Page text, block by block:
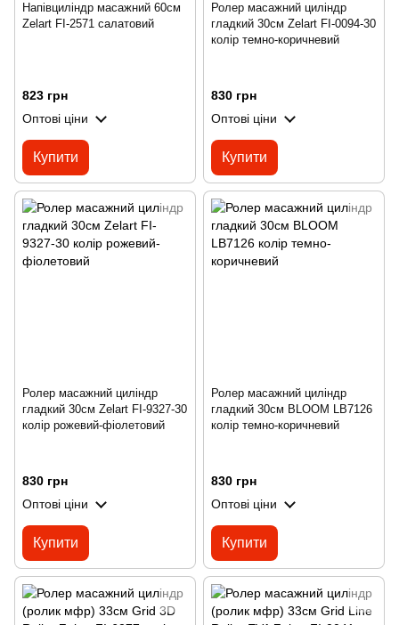
Напівциліндр масажний 60см
Zelart FI-2571 салатовий
823 грн
Оптові ціни
Купити
Ролер масажний циліндр
гладкий 30см Zelart FI-0094-30
колір темно-коричневий
830 грн
Оптові ціни
Купити
Ролер масажний циліндр
гладкий 30см Zelart FI-9327-30
колір рожевий-фіолетовий
830 грн
Оптові ціни
Купити
Ролер масажний циліндр
гладкий 30см BLOOM LB7126
колір темно-коричневий
830 грн
Оптові ціни
Купити